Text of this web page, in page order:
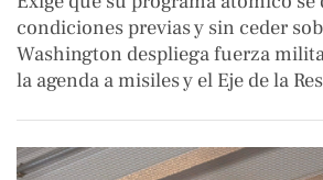
condiciones previas y sin ceder
Washington despliega fuerza
la agenda a misiles y el Eje de la